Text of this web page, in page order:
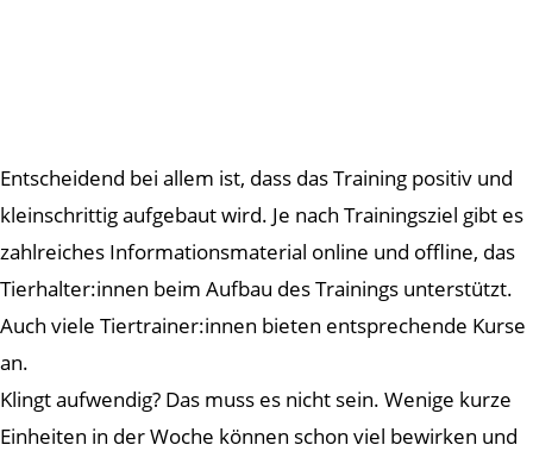
Entscheidend bei allem ist, dass das Training positiv und
kleinschrittig aufgebaut wird. Je nach Trainingsziel gibt es
zahlreiches Informationsmaterial online und offline, das
Tierhalter:innen beim Aufbau des Trainings unterstützt.
Auch viele Tiertrainer:innen bieten entsprechende Kurse
an.
Klingt aufwendig? Das muss es nicht sein. Wenige kurze
Einheiten in der Woche können schon viel bewirken und